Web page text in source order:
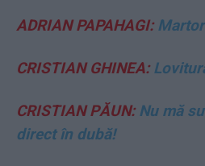
ADRIAN PAPAHAGI:
CRISTIAN GHINEA:
CRISTIAN PĂUN:Nu mă
direct în dubă!